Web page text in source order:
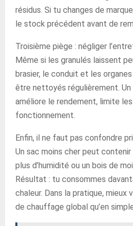
résidus. Si tu changes de
le stock précédent avant de
Troisième piège : négliger
Même si les granulés laissent
brasier, le conduit et les
être nettoyés régulièrement.
améliore le rendement, limite
fonctionnement.
Enfin, il ne faut pas confondre
Un sac moins cher peut
plus d’humidité ou un bois de
Résultat : tu consommes
chaleur. Dans la pratique, mieux
de chauffage global qu’en